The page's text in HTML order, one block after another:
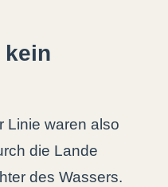
kein
Linie waren also
die Lande
des Wassers.